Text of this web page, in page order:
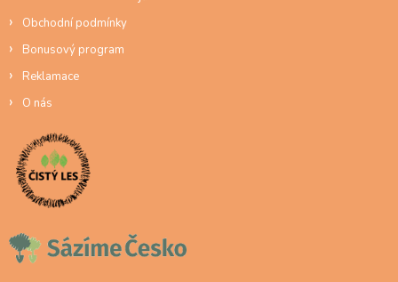
Obchodní podmínky
Bonusový program
Reklamace
O nás